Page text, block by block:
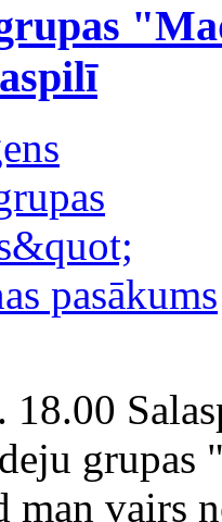
18.00
grupas
man vairs